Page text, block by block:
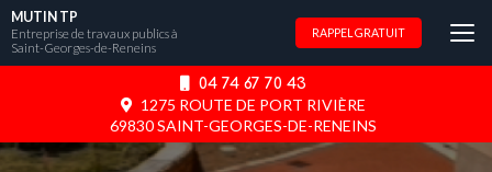
Aller
au
contenu
04 74 67 70 43
1275 ROUTE DE PORT RIVIÈRE
69830 SAINT-GEORGES-DE-RENEINS
MUTIN TP
Entreprise de travaux publics à
Saint-Georges-de-Reneins
RAPPEL GRATUIT